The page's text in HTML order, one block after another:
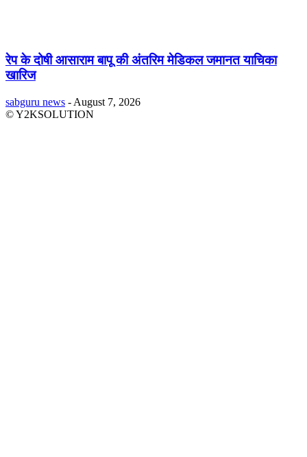
रेप के दोषी आसाराम बापू की अंतरिम मेडिकल जमानत याचिका
खारिज
sabguru news - August 7, 2026
© Y2KSOLUTION